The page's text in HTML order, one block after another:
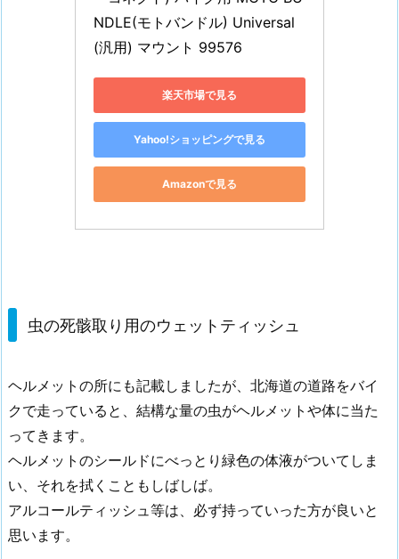
NDLE(モトバンドル) Universal
(汎用) マウント 99576
楽天市場で見る
Yahoo!ショッピングで見る
Amazonで見る
虫の死骸取り用のウェットティッシュ
ヘルメットの所にも記載しましたが、北海道の道路をバイ
クで走っていると、結構な量の虫がヘルメットや体に当た
ってきます。
ヘルメットのシールドにべっとり緑色の体液がついてしま
い、それを拭くこともしばしば。
アルコールティッシュ等は、必ず持っていった方が良いと
思います。